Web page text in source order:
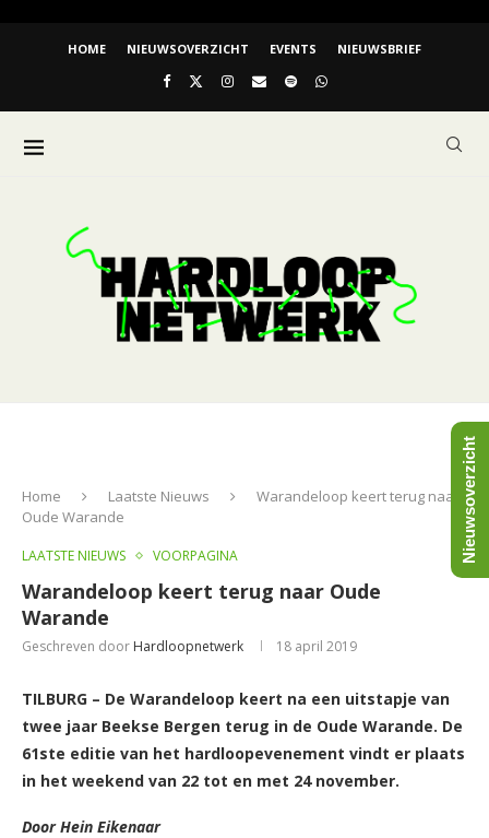
HOME NIEUWSOVERZICHT EVENTS NIEUWSBRIEF
Home Laatste Nieuws
Warandeloop keert terug naar
Oude Warande
LAATSTE NIEUWS VOORPAGINA
Warandeloop keert terug naar Oude
Warande
Geschreven door Hardloopnetwerk 18 april 2019
TILBURG – De Warandeloop keert na een uitstapje van
twee jaar Beekse Bergen terug in de Oude Warande. De
61ste editie van het hardloopevenement vindt er plaats
in het weekend van 22 tot en met 24 november.
Door Hein Eikenaar
Nieuwsoverzicht